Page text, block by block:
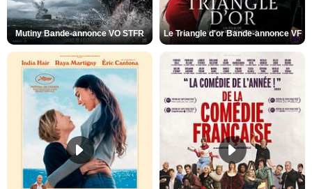
Mutiny Bande-annonce VO STFR Le Triangle d'or Bande-annonce VF